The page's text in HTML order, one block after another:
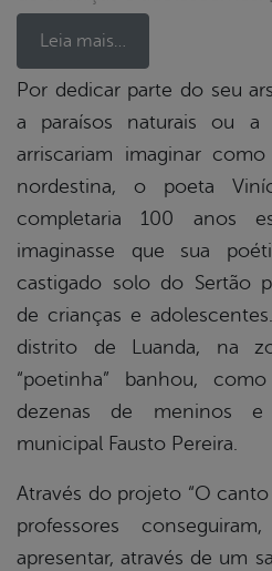
Leia mais…
Por dedicar parte do seu
a paraísos naturais ou a
arriscariam imaginar
nordestina, o poeta
completaria 100 anos
imaginasse que sua
castigado solo do Sertão
de crianças e
distrito de Luanda, na
“poetinha” banhou,
dezenas de meninos
municipal Fausto Pereira.
Através do projeto “O
professores
apresentar, através de um